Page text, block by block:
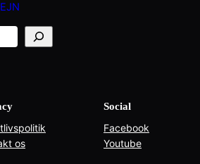
os
Social
Facebook
Youtube